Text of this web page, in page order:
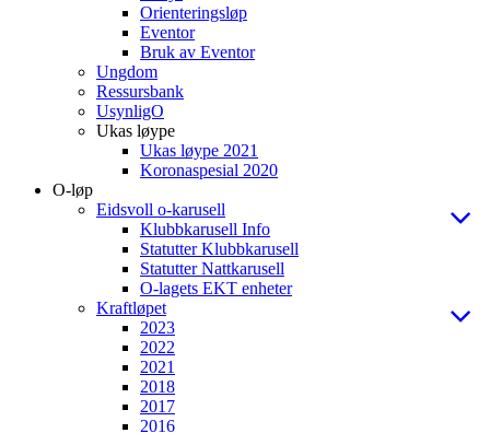
Orienteringsløp
Eventor
Bruk av Eventor
Ungdom
Ressursbank
UsynligO
Ukas løype
Ukas løype 2021
Koronaspesial 2020
O-løp
Eidsvoll o-karusell
Klubbkarusell Info
Statutter Klubbkarusell
Statutter Nattkarusell
O-lagets EKT enheter
Kraftløpet
2023
2022
2021
2018
2017
2016